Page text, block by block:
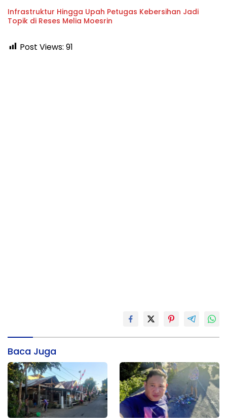
Infrastruktur Hingga Upah Petugas Kebersihan Jadi
Topik di Reses Melia Moesrin
Post Views: 91
Baca Juga